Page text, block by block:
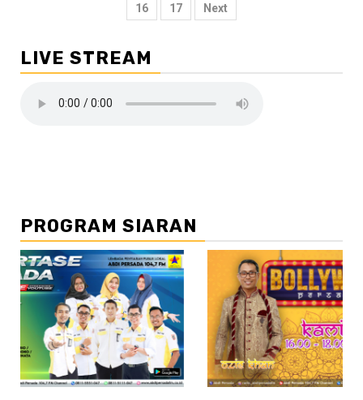
16 17 Next
LIVE STREAM
PROGRAM SIARAN
//2